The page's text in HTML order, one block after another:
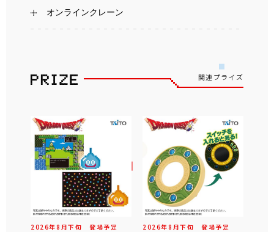
オンラインクレーン
関連プライズ
2026年8 月下旬 登場予定 2026年8 月下旬 登場予定